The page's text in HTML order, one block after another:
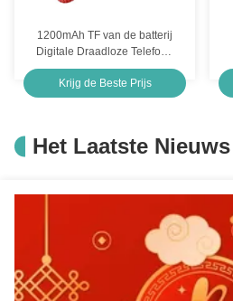
1200mAh TF van de batterij
Digitale Draadloze Telefoon
Kaart Multitaal Cdma
Draadloze Telefoon
Krijg de Beste Prijs
Het Laatste Nieuws